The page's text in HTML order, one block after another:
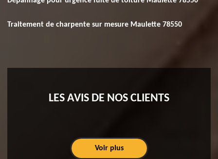
Traitement de charpente sur mesure Maulette 78550
LES AVIS DE NOS CLIENTS
Voir plus